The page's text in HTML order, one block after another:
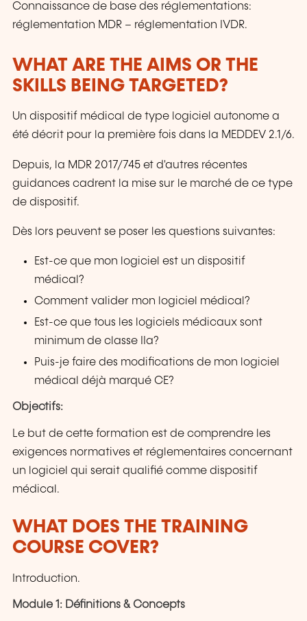
Connaissance de base des réglementations:
réglementation MDR – réglementation IVDR.
WHAT ARE THE AIMS OR THE
SKILLS BEING TARGETED?
Un dispositif médical de type logiciel autonome a
été décrit pour la première fois dans la MEDDEV 2.1/6.
Depuis, la MDR 2017/745 et d'autres récentes
guidances cadrent la mise sur le marché de ce type
de dispositif.
Dès lors peuvent se poser les questions suivantes:
Est-ce que mon logiciel est un dispositif
médical?
Comment valider mon logiciel médical?
Est-ce que tous les logiciels médicaux sont
minimum de classe IIa?
Puis-je faire des modifications de mon logiciel
médical déjà marqué CE?
Objectifs:
Le but de cette formation est de comprendre les
exigences normatives et réglementaires concernant
un logiciel qui serait qualifié comme dispositif
médical.
WHAT DOES THE TRAINING
COURSE COVER?
Introduction.
Module 1: Définitions & Concepts